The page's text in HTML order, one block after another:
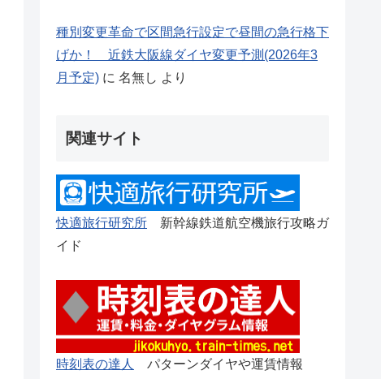
種別変更革命で区間急行設定で昼間の急行格下
げか！ 近鉄大阪線ダイヤ変更予測(2026年3
月予定) に 名無し より
関連サイト
快適旅行研究所 新幹線鉄道航空機旅行攻略ガ
イド
時刻表の達人 パターンダイヤや運賃情報